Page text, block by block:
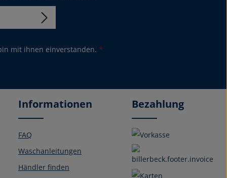
mit ihnen einverstanden. *
Informationen
FAQ
Waschanleitungen
Händler finden
Bezahlung